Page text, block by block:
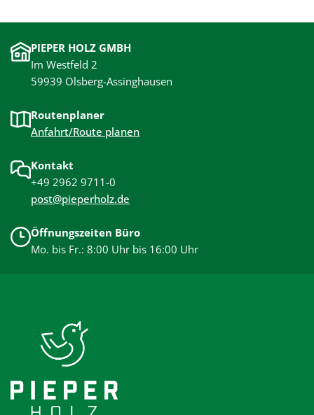
PIEPER HOLZ GMBH
Im Westfeld 2
59939 Olsberg-Assinghausen
Routenplaner
Anfahrt/Route planen
Kontakt
+49 2962 9711-0
post@pieperholz.de
Öffnungszeiten Büro
Mo. bis Fr.: 8:00 Uhr bis 16:00 Uhr